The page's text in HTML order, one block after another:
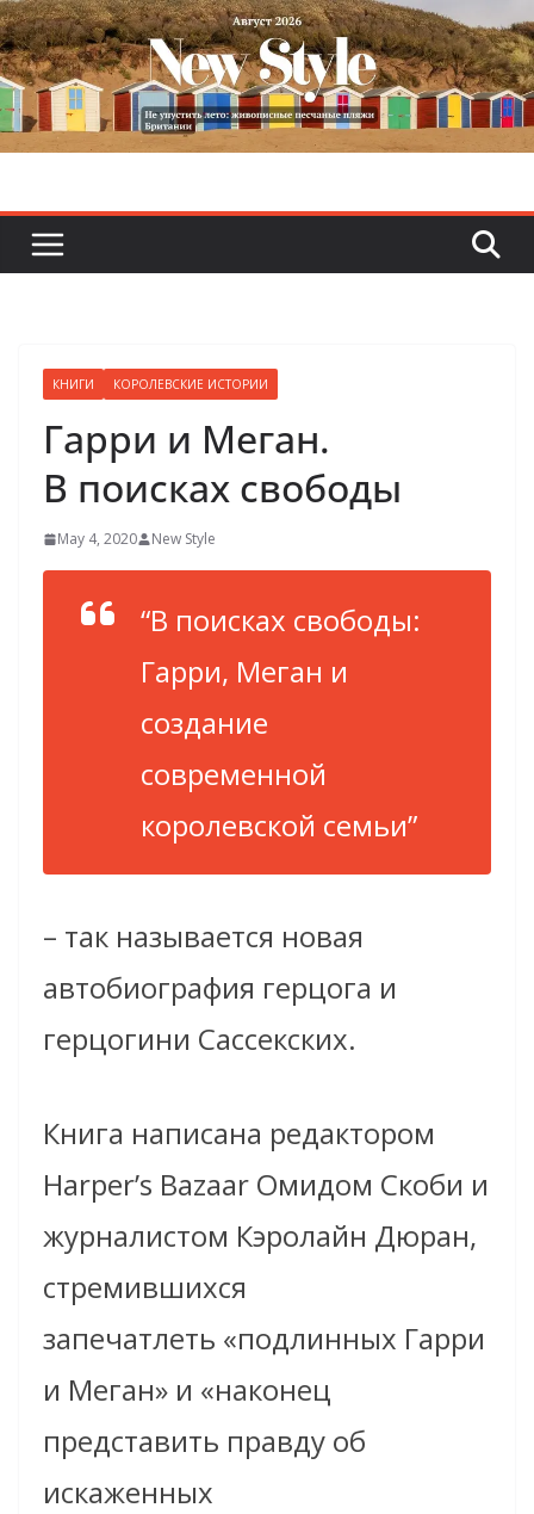
Skip
to
content
КНИГИ КОРОЛЕВСКИЕ ИСТОРИИ
Гарри и Меган.
В поисках свободы
May 4, 2020 New Style
“В поисках свободы:
Гарри, Меган и
создание
современной
королевской семьи”
– так называется новая
автобиография герцога и
герцогини Сассекских.
Книга написана редактором
Harper’s Bazaar Омидом Скоби и
журналистом Кэролайн Дюран,
стремившихся
запечатлеть «подлинных Гарри
и Меган» и «наконец
представить правду об
искаженных